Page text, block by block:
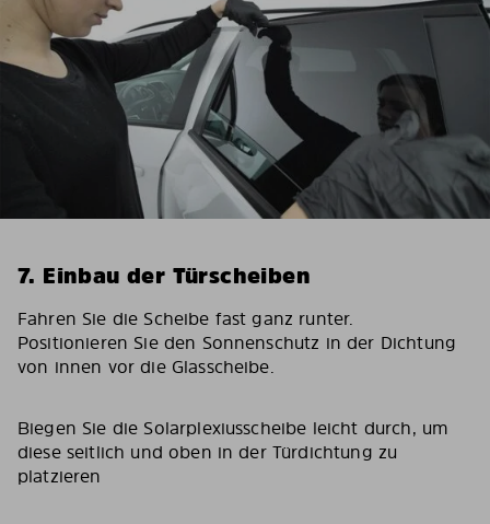
7. Einbau der Türscheiben
Fahren Sie die Scheibe fast ganz runter.
Positionieren Sie den Sonnenschutz in der Dichtung
von innen vor die Glasscheibe.
Biegen Sie die Solarplexiusscheibe leicht durch, um
diese seitlich und oben in der Türdichtung zu
platzieren